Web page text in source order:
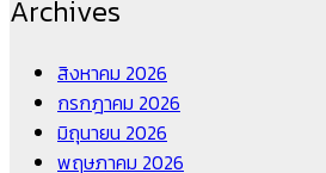
Archives
สิงหาคม 2026
กรกฎาคม 2026
มิถุนายน 2026
พฤษภาคม 2026